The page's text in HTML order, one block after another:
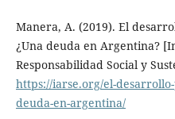
Manera, A. (2019). El
¿Una deuda en Argentina?
Responsabilidad Social y
https://iarse.org/el-
deuda-en-argentina/